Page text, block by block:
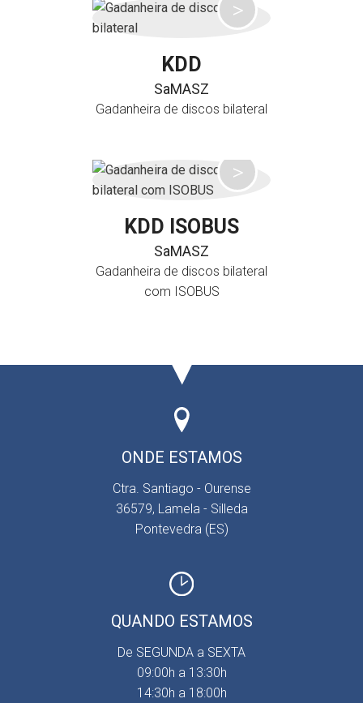
KDD
SaMASZ
Gadanheira de discos bilateral
KDD ISOBUS
SaMASZ
Gadanheira de discos bilateral
com ISOBUS
ONDE ESTAMOS
Ctra. Santiago - Ourense
36579, Lamela - Silleda
Pontevedra (ES)
QUANDO ESTAMOS
De SEGUNDA a SEXTA
09:00h a 13:30h
14:30h a 18:00h